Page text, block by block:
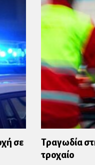
σε
Τραγωδία
τροχαίο